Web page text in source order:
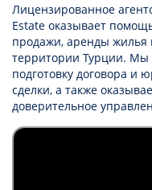
Лицензированное
Estate оказывает
продажи, аренды
территории Турции. Мы
подготовку договора и
сделки, а также
доверительное